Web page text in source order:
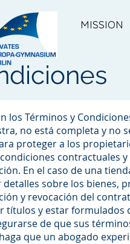
MISSION
los Términos y
no está completa y no
proteger a los
contractuales
En el caso de una
detalles sobre los bienes,
y revocación del
títulos y estar formulados
de que sus
que un abogado